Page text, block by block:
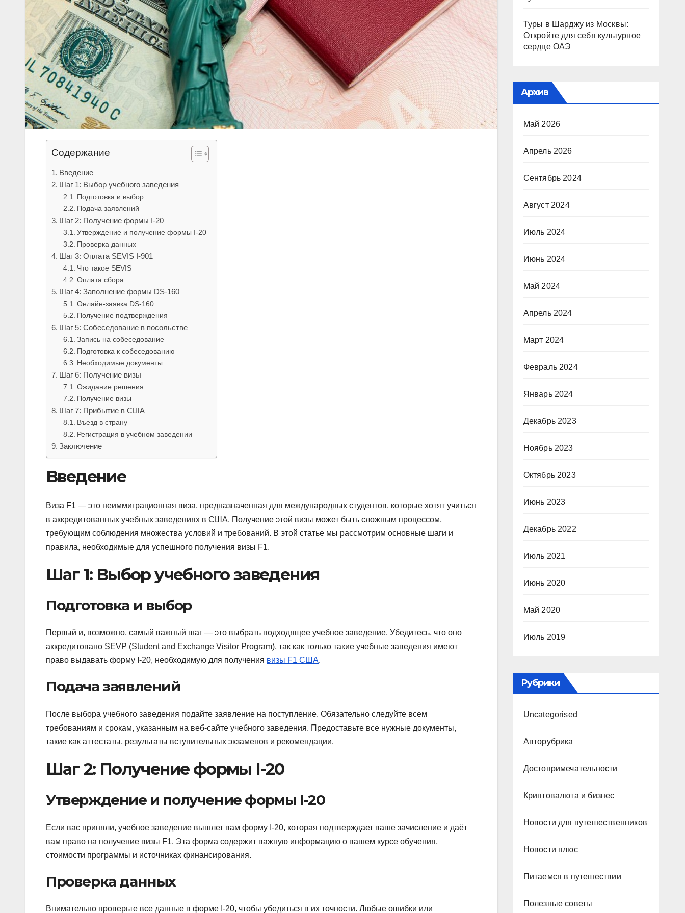
Содержание
Введение
Шаг 1: Выбор учебного заведения
Подготовка и выбор
Подача заявлений
Шаг 2: Получение формы I-20
Утверждение и получение формы I-20
Проверка данных
Шаг 3: Оплата SEVIS I-901
Что такое SEVIS
Оплата сбора
Шаг 4: Заполнение формы DS-160
Онлайн-заявка DS-160
Получение подтверждения
Шаг 5: Собеседование в посольстве
Запись на собеседование
Подготовка к собеседованию
Необходимые документы
Шаг 6: Получение визы
Ожидание решения
Получение визы
Шаг 7: Прибытие в США
Въезд в страну
Регистрация в учебном заведении
Заключение
Введение
Виза F1 — это неиммиграционная виза, предназначенная для международных студентов, которые хотят учиться
в аккредитованных учебных заведениях в США. Получение этой визы может быть сложным процессом,
требующим соблюдения множества условий и требований. В этой статье мы рассмотрим основные шаги и
правила, необходимые для успешного получения визы F1.
Шаг 1: Выбор учебного заведения
Подготовка и выбор
Первый и, возможно, самый важный шаг — это выбрать подходящее учебное заведение. Убедитесь, что оно
аккредитовано SEVP (Student and Exchange Visitor Program), так как только такие учебные заведения имеют
право выдавать форму I-20, необходимую для получения визы F1 США.
Подача заявлений
После выбора учебного заведения подайте заявление на поступление. Обязательно следуйте всем
требованиям и срокам, указанным на веб-сайте учебного заведения. Предоставьте все нужные документы,
такие как аттестаты, результаты вступительных экзаменов и рекомендации.
Шаг 2: Получение формы I-20
Утверждение и получение формы I-20
Если вас приняли, учебное заведение вышлет вам форму I-20, которая подтверждает ваше зачисление и даёт
вам право на получение визы F1. Эта форма содержит важную информацию о вашем курсе обучения,
стоимости программы и источниках финансирования.
Проверка данных
Внимательно проверьте все данные в форме I-20, чтобы убедиться в их точности. Любые ошибки или
Туры в Шарджу из Москвы:
Откройте для себя культурное
сердце ОАЭ
Архив
Май 2026
Апрель 2026
Сентябрь 2024
Август 2024
Июль 2024
Июнь 2024
Май 2024
Апрель 2024
Март 2024
Февраль 2024
Январь 2024
Декабрь 2023
Ноябрь 2023
Октябрь 2023
Июнь 2023
Декабрь 2022
Июль 2021
Июнь 2020
Май 2020
Июль 2019
Рубрики
Uncategorised
Авторубрика
Достопримечательности
Криптовалюта и бизнес
Новости для путешественников
Новости плюс
Питаемся в путешествии
Полезные советы